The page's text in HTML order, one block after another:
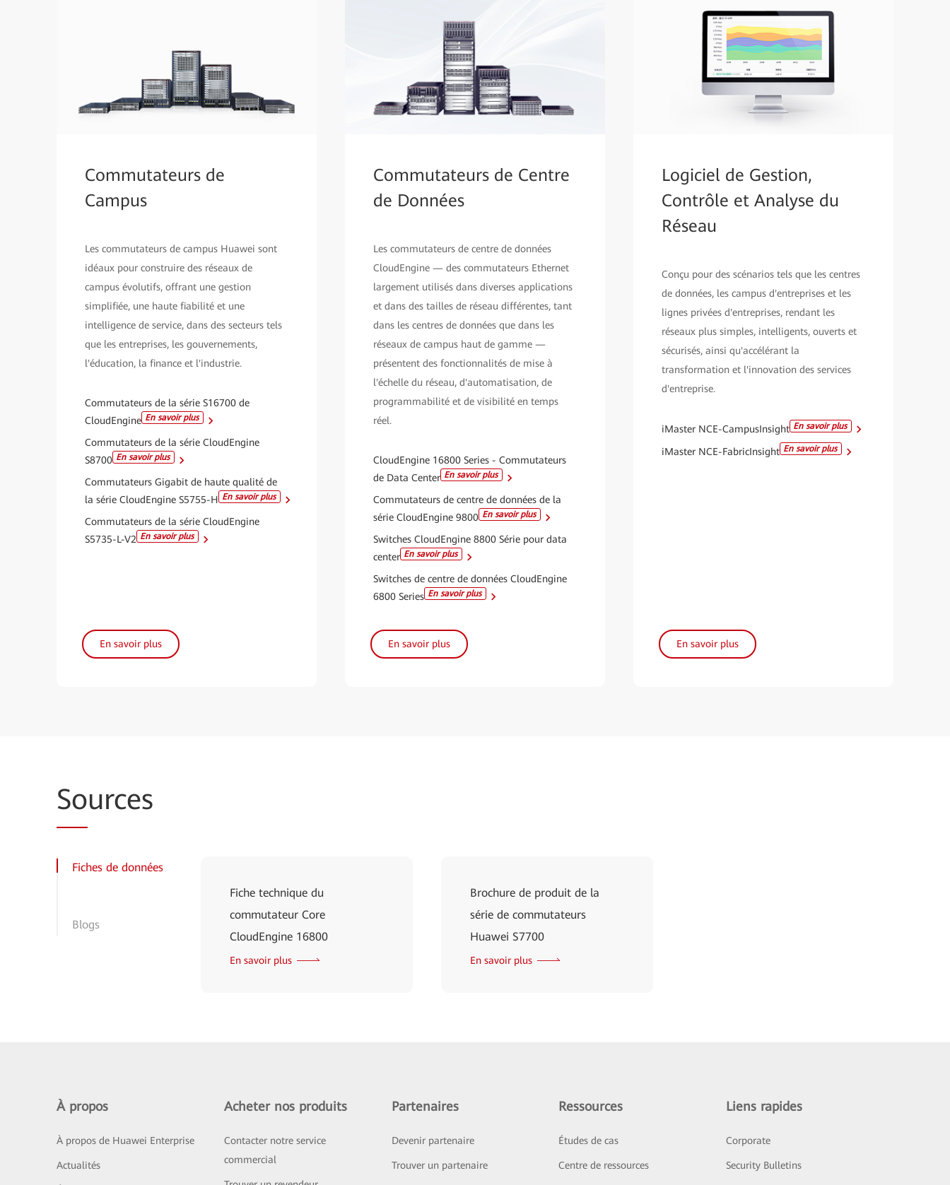
Commutateurs de
Campus
Les commutateurs de campus Huawei sont
idéaux pour construire des réseaux de
campus évolutifs, offrant une gestion
simplifiée, une haute fiabilité et une
intelligence de service, dans des secteurs tels
que les entreprises, les gouvernements,
l'éducation, la finance et l'industrie.
Commutateurs de la série S16700 de
CloudEngine En savoir plus
Commutateurs de la série CloudEngine
S8700 En savoir plus
Commutateurs Gigabit de haute qualité de
la série CloudEngine S5755-H En savoir plus
Commutateurs de la série CloudEngine
S5735-L-V2 En savoir plus
En savoir plus
Commutateurs de Centre
de Données
Les commutateurs de centre de données
CloudEngine — des commutateurs Ethernet
largement utilisés dans diverses applications
et dans des tailles de réseau différentes, tant
dans les centres de données que dans les
réseaux de campus haut de gamme —
présentent des fonctionnalités de mise à
l'échelle du réseau, d'automatisation, de
programmabilité et de visibilité en temps
réel.
CloudEngine 16800 Series - Commutateurs
de Data Center En savoir plus
Commutateurs de centre de données de la
série CloudEngine 9800 En savoir plus
Switches CloudEngine 8800 Série pour data
center En savoir plus
Switches de centre de données CloudEngine
6800 Series En savoir plus
En savoir plus
Logiciel de Gestion,
Contrôle et Analyse du
Réseau
Conçu pour des scénarios tels que les centres
de données, les campus d'entreprises et les
lignes privées d'entreprises, rendant les
réseaux plus simples, intelligents, ouverts et
sécurisés, ainsi qu'accélérant la
transformation et l'innovation des services
d'entreprise.
iMaster NCE-CampusInsight En savoir plus
iMaster NCE-FabricInsight En savoir plus
En savoir plus
Sources
Fiches de données
Blogs
Fiche technique du
commutateur Core
CloudEngine 16800
En savoir plus
Brochure de produit de la
série de commutateurs
Huawei S7700
En savoir plus
À propos
À propos de Huawei Enterprise
Actualités
Acheter nos produits
Contacter notre service
commercial
Partenaires
Devenir partenaire
Trouver un partenaire
Ressources
Études de cas
Centre de ressources
Liens rapides
Corporate
Security Bulletins